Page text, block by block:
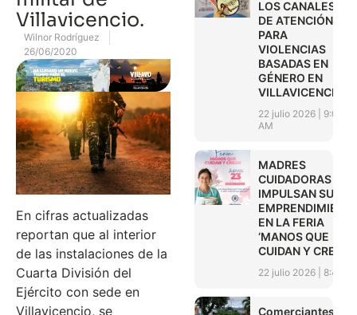
Villavicencio.
Wilnor Rodríguez
26/06/2020
En cifras actualizadas
reportan que al interior
de las instalaciones de la
Cuarta División del
Ejército con sede en
Villavicencio, se
LOS CANALES
DE ATENCIÓN
PARA
VIOLENCIAS
BASADAS EN
GÉNERO EN
VILLAVICENCIO
22 julio 2026
9:01
AM
MADRES
CUIDADORAS
IMPULSAN SUS
EN LA FERIA
‘MANOS QUE
CUIDAN Y CREAN’
22 julio 2026 8:45
Comerciantes